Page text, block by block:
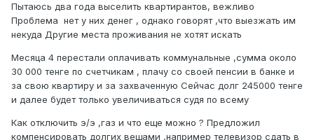
Пытаюсь два года выселить квартирантов, вежливо
Проблема нет у них денег , однако говорят ,что выезжать им
некуда Другие места проживания не хотят искать
Месяца 4 перестали оплачивать коммунальные ,сумма около
30 000 тенге по счетчикам , плачу со своей пенсии в банке и
за свою квартиру и за захваченную Сейчас долг 245000 тенге
и далее будет только увеличиваться судя по всему
Как отключить э/э ,газ и что еще можно ? Предложил
компенсировать долгих вещами ,например телевизор сдать в